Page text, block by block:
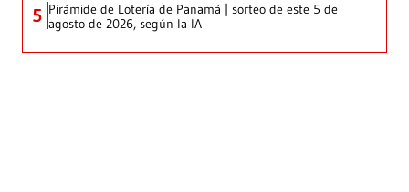
5 Pirámide de Lotería de Panamá | sorteo de este 5 de
agosto de 2026, según la IA